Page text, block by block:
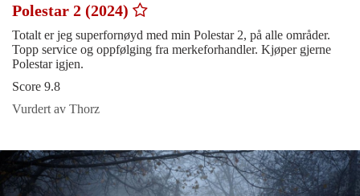
Polestar 2 (2024)
Totalt er jeg superfornøyd med min Polestar 2, på alle områder.
Topp service og oppfølging fra merkeforhandler. Kjøper gjerne
Polestar igjen.
Score 9.8
Vurdert av Thorz